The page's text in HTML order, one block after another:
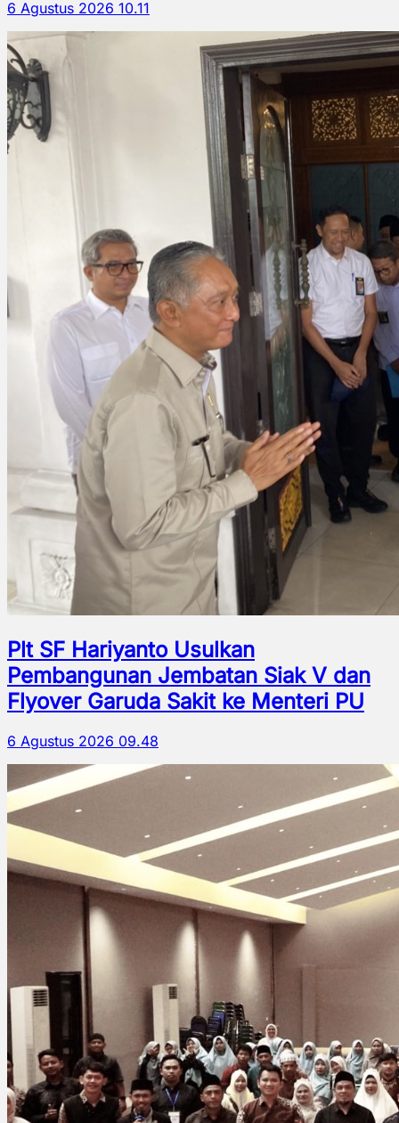
6 Agustus 2026 10.11
Plt SF Hariyanto Usulkan
Pembangunan Jembatan Siak V dan
Flyover Garuda Sakit ke Menteri PU
6 Agustus 2026 09.48